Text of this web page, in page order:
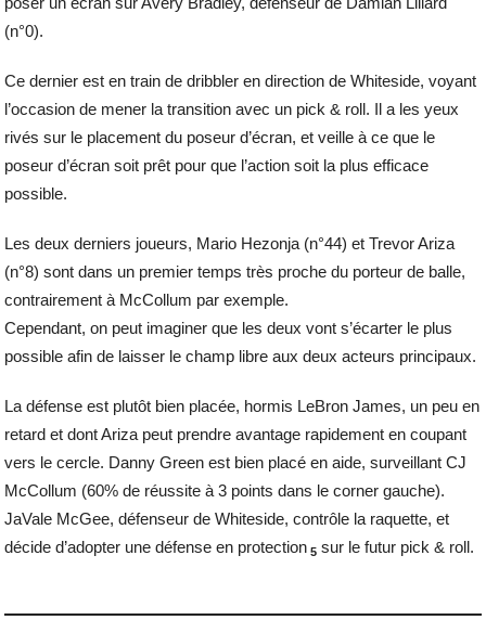
(n°0).
Ce dernier est en train de dribbler en direction de Whiteside, voyant
l’occasion de mener la transition avec un pick & roll. Il a les yeux
rivés sur le placement du poseur d’écran, et veille à ce que le
poseur d’écran soit prêt pour que l’action soit la plus efficace
possible.
Les deux derniers joueurs, Mario Hezonja (n°44) et Trevor Ariza
(n°8) sont dans un premier temps très proche du porteur de balle,
contrairement à McCollum par exemple.
Cependant, on peut imaginer que les deux vont s’écarter le plus
possible afin de laisser le champ libre aux deux acteurs principaux.
La défense est plutôt bien placée, hormis LeBron James, un peu en
retard et dont Ariza peut prendre avantage rapidement en coupant
vers le cercle. Danny Green est bien placé en aide, surveillant CJ
McCollum (60% de réussite à 3 points dans le corner gauche).
JaVale McGee, défenseur de Whiteside, contrôle la raquette, et
décide d’adopter une défense en protection 5 sur le futur pick & roll.